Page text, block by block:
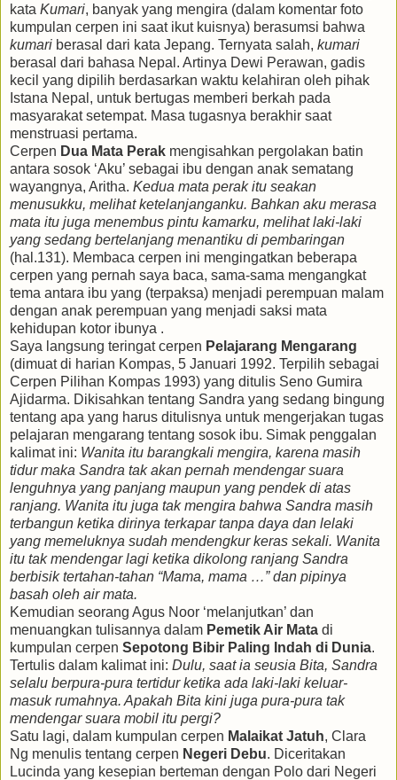
kata Kumari, banyak yang mengira (dalam komentar foto
kumpulan cerpen ini saat ikut kuisnya) berasumsi bahwa
kumari berasal dari kata Jepang. Ternyata salah, kumari
berasal dari bahasa Nepal. Artinya Dewi Perawan, gadis
kecil yang dipilih berdasarkan waktu kelahiran oleh pihak
Istana Nepal, untuk bertugas memberi berkah pada
masyarakat setempat. Masa tugasnya berakhir saat
menstruasi pertama.
Cerpen Dua Mata Perak mengisahkan pergolakan batin
antara sosok ‘Aku’ sebagai ibu dengan anak sematang
wayangnya, Aritha. Kedua mata perak itu seakan
menusukku, melihat ketelanjanganku. Bahkan aku merasa
mata itu juga menembus pintu kamarku, melihat laki-laki
yang sedang bertelanjang menantiku di pembaringan
(hal.131). Membaca cerpen ini mengingatkan beberapa
cerpen yang pernah saya baca, sama-sama mengangkat
tema antara ibu yang (terpaksa) menjadi perempuan malam
dengan anak perempuan yang menjadi saksi mata
kehidupan kotor ibunya .
Saya langsung teringat cerpen Pelajarang Mengarang
(dimuat di harian Kompas, 5 Januari 1992. Terpilih sebagai
Cerpen Pilihan Kompas 1993) yang ditulis Seno Gumira
Ajidarma. Dikisahkan tentang Sandra yang sedang bingung
tentang apa yang harus ditulisnya untuk mengerjakan tugas
pelajaran mengarang tentang sosok ibu. Simak penggalan
kalimat ini: Wanita itu barangkali mengira, karena masih
tidur maka Sandra tak akan pernah mendengar suara
lenguhnya yang panjang maupun yang pendek di atas
ranjang. Wanita itu juga tak mengira bahwa Sandra masih
terbangun ketika dirinya terkapar tanpa daya dan lelaki
yang memeluknya sudah mendengkur keras sekali. Wanita
itu tak mendengar lagi ketika dikolong ranjang Sandra
berbisik tertahan-tahan “Mama, mama …” dan pipinya
basah oleh air mata.
Kemudian seorang Agus Noor ‘melanjutkan’ dan
menuangkan tulisannya dalam Pemetik Air Mata di
kumpulan cerpen Sepotong Bibir Paling Indah di Dunia.
Tertulis dalam kalimat ini: Dulu, saat ia seusia Bita, Sandra
selalu berpura-pura tertidur ketika ada laki-laki keluar-
masuk rumahnya. Apakah Bita kini juga pura-pura tak
mendengar suara mobil itu pergi?
Satu lagi, dalam kumpulan cerpen Malaikat Jatuh, Clara
Ng menulis tentang cerpen Negeri Debu. Diceritakan
Lucinda yang kesepian berteman dengan Polo dari Negeri